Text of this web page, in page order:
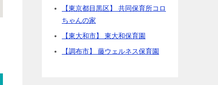
【東京都目黒区】 共同保育所コロ
ちゃんの家
【東大和市】 東大和保育園
【調布市】 藤ウェルネス保育園